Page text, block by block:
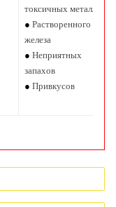
токсичных металлов
● Растворенного
железа
● Неприятных
запахов
● Привкусов